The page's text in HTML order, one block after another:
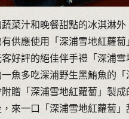
蔬菜汁和晚餐甜點的冰淇淋
供應使用「深浦雪地紅蘿蔔
好評的絕佳伴手禮「深浦雪
一魚多吃深浦野生黑鮪魚的
贈「深浦雪地紅蘿蔔」製
來一口「深浦雪地紅蘿蔔」